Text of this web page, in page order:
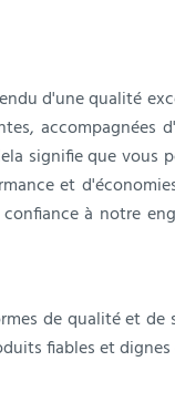
d'une qualité
accompagnées
signifie que
et
à notre
de qualité et de
fiables et